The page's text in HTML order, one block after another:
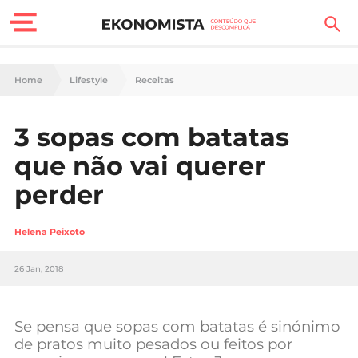
Finanças Pessoais
Carreira
Casa
Lifestyle
Sociedade
Negócios
Home Lifestyle Receitas
3 sopas com batatas
que não vai querer
perder
Helena Peixoto
26 Jan, 2018
Se pensa que sopas com batatas é sinónimo
de pratos muito pesados ou feitos por